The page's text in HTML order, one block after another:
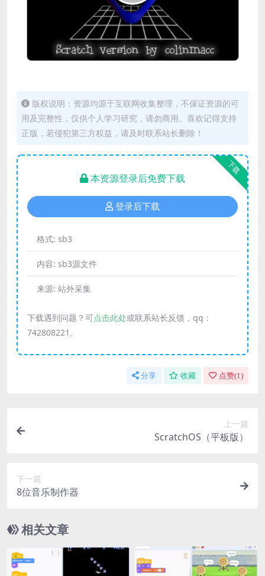
版权说明：资源均源于互联网收集整理，不保证资源的可
用及完整性，仅供个人学习研究，请勿商用。喜欢记得支持
正版，若侵犯第三方权益，请及时联系站长删除！
下载
本资源登录后免费下载
登录后下载
格式: sb3
内容: sb3源文件
来源: 站外采集
下载遇到问题？可点击此处或联系站长反馈，qq：
742808221。
分享 收藏 点赞(1)
上一篇
ScratchOS（平板版）
下一篇
8位音乐制作器
相关文章